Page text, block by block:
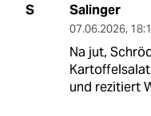
S Salinger
07.06.2026,
Na jut,
und rezitiert